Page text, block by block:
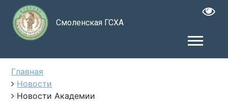
Смоленская ГСХА
Главная
Новости
Новости Академии